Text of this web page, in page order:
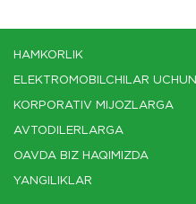
HAMKORLIK
ELEKTROMOBILCHILAR UCHUN
KORPORATIV MIJOZLARGA
AVTODILERLARGA
OAVDA BIZ HAQIMIZDA
YANGILIKLAR